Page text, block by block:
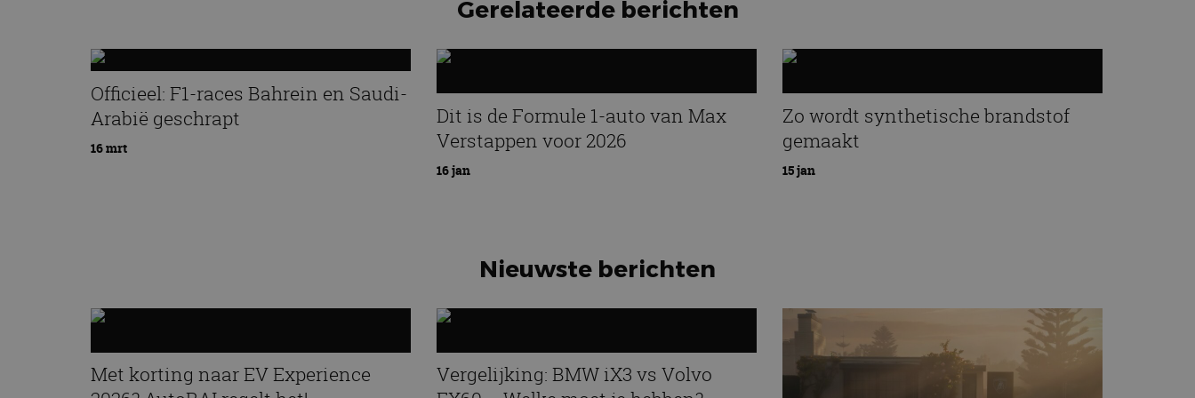
Gerelateerde berichten
Officieel: F1-races Bahrein en Saudi-
Arabië geschrapt
16 mrt
Dit is de Formule 1-auto van Max
Verstappen voor 2026
16 jan
Zo wordt synthetische brandstof
gemaakt
15 jan
Nieuwste berichten
Met korting naar EV Experience
Vergelijking: BMW iX3 vs Volvo